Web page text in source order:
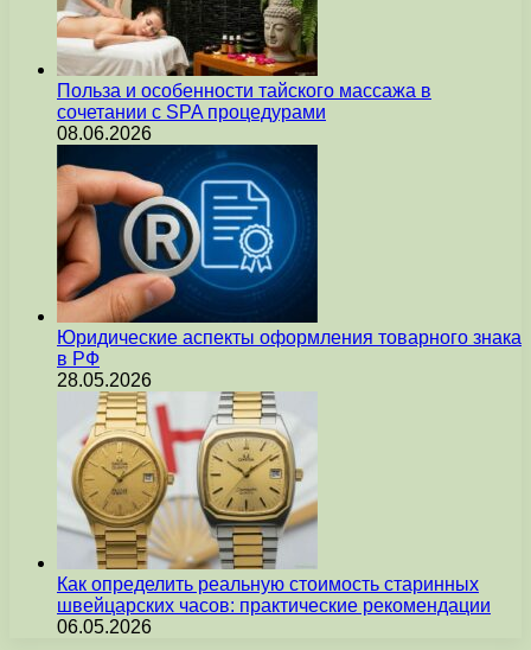
Польза и особенности тайского массажа в
сочетании с SPA процедурами
08.06.2026
Юридические аспекты оформления товарного знака
в РФ
28.05.2026
Как определить реальную стоимость старинных
швейцарских часов: практические рекомендации
06.05.2026